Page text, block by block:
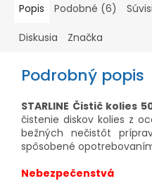
Popis Podobné (6)
Diskusia Značka
Podrobný popis
STARLINE Čistič kolies
čistenie diskov kolies z
bežných nečistôt
spôsobené
Nebezpečenstvá